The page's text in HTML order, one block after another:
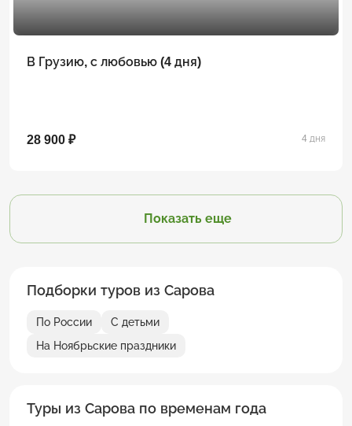
В Грузию, с любовью (4 дня)
28 900 ₽ 4 дня
Показать еще
Подборки туров из Сарова
По России
С детьми
На Ноябрьские праздники
Туры из Сарова по временам года